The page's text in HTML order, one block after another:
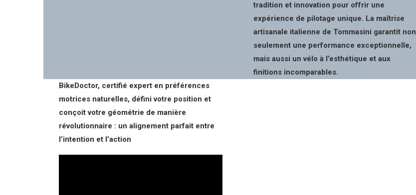
tradition et innovation pour offrir une
expérience de pilotage unique. La maîtrise
artisanale italienne de Tommasini garantit non
seulement une performance exceptionnelle,
mais aussi un vélo à l’esthétique et aux
finitions incomparables.
BikeDoctor, certifié expert en préférences
motrices naturelles, défini votre position et
conçoit votre géométrie de manière
révolutionnaire : un alignement parfait entre
l’intention et l’action